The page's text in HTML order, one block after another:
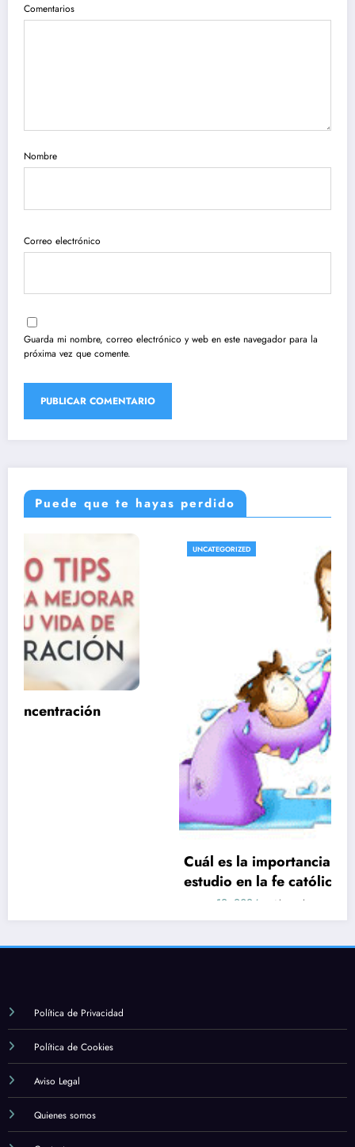
Comentarios
Nombre
Correo electrónico
Guarda mi nombre, correo electrónico y web en este navegador para la
próxima vez que comente.
Puede que te hayas perdido
Cuál es la importancia de la formación y el
estudio en la fe católica